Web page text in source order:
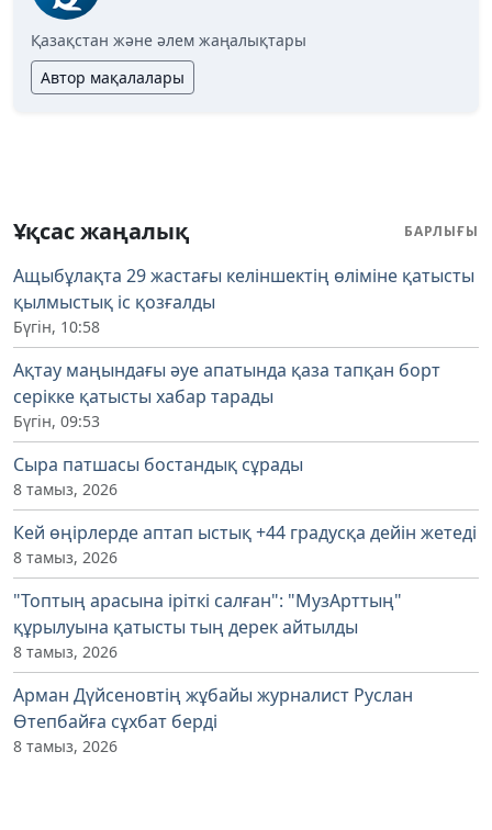
Қазақстан және әлем жаңалықтары
Автор мақалалары
Ұқсас жаңалық БАРЛЫҒЫ
Ащыбұлақта 29 жастағы келіншектің өліміне қатысты
қылмыстық іс қозғалды
Бүгін, 10:58
Ақтау маңындағы әуе апатында қаза тапқан борт
серікке қатысты хабар тарады
Бүгін, 09:53
Сыра патшасы бостандық сұрады
8 тамыз, 2026
Кей өңірлерде аптап ыстық +44 градусқа дейін жетеді
8 тамыз, 2026
"Топтың арасына іріткі салған": "МузАрттың"
құрылуына қатысты тың дерек айтылды
8 тамыз, 2026
Арман Дүйсеновтің жұбайы журналист Руслан
Өтепбайға сұхбат берді
8 тамыз, 2026